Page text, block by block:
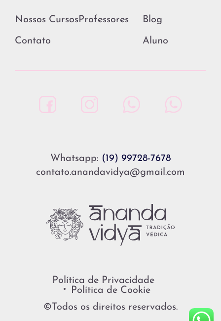
Whatsapp: (19) 99728-7678
contato.anandavidya@gmail.com
Política de Privacidade
Política de Cookie
©Todos os direitos reservados.
Nossos CursosProfessores Blog
Contato Aluno